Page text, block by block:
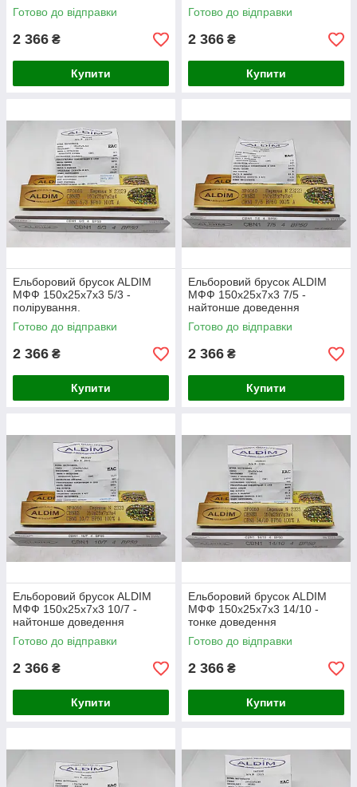
Готово до відправки
2 366 ₴
Купити
Готово до відправки
2 366 ₴
Купити
Ельборовий брусок ALDIM
МФФ 150х25х7х3 5/3 -
полірування.
Готово до відправки
2 366 ₴
Купити
Ельборовий брусок ALDIM
МФФ 150х25х7х3 7/5 -
найтонше доведення
Готово до відправки
2 366 ₴
Купити
Ельборовий брусок ALDIM
МФФ 150х25х7х3 10/7 -
найтонше доведення
Готово до відправки
2 366 ₴
Купити
Ельборовий брусок ALDIM
МФФ 150х25х7х3 14/10 -
тонке доведення
Готово до відправки
2 366 ₴
Купити